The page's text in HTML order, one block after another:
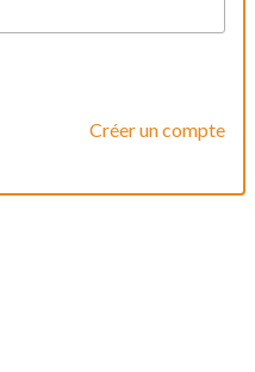
Créer un compte